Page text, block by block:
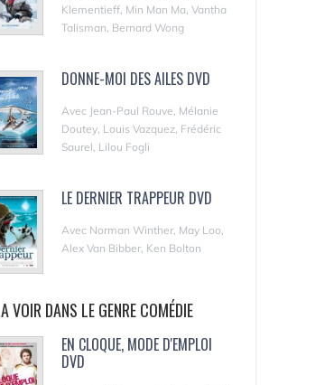
Klementieff, Min Man Ma, Vantha
Talisman, Bernard Wong
DONNE-MOI DES AILES DVD
Avec Jean-Paul Rouve, Mélanie
Doutey, Louis Vazquez, Frédéric
Saurel, Lilou Fogli
LE DERNIER TRAPPEUR DVD
Avec Norman Winther, May Loo,
Alex Van Bibber, Ken Bolton
A VOIR DANS LE GENRE COMÉDIE
EN CLOQUE, MODE D'EMPLOI
DVD